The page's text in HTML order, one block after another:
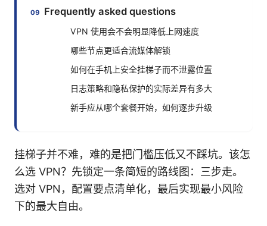
Frequently asked questions
VPN 使用会不会明显降低上网速度
哪些节点更适合流媒体解锁
如何在手机上安全挂梯子而不泄露位置
日志策略和隐私保护的实际差异有多大
新手应从哪个套餐开始，如何逐步升级
挂梯子并不难，难的是把门槛压低又不踩坑。该怎
么选 VPN？先锁定一条简短的路线图：三步走。
选对 VPN，配置要点清单化，最后实现最小风险
下的最大自由。